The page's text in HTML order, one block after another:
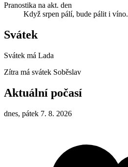
Pranostika na akt. den
Když srpen pálí, bude pálit i víno.
Svátek
Svátek má Lada
Zítra má svátek Soběslav
Aktuální počasí
dnes, pátek 7. 8. 2026